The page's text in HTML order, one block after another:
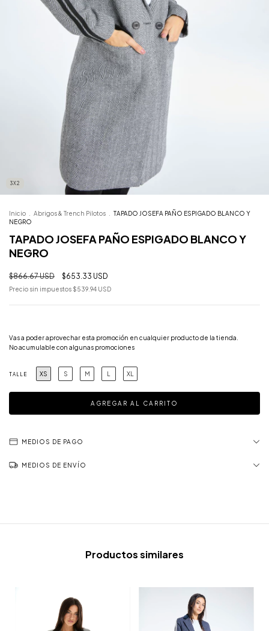
3X2
Inicio Abrigos & Trench Pilotos
TAPADO JOSEFA PAÑO ESPIGADO BLANCO Y
NEGRO
TAPADO JOSEFA PAÑO ESPIGADO BLANCO Y
NEGRO
$866.67 USD $653.33 USD
Precio sin impuestos $539.94 USD
Vas a poder aprovechar esta promoción en cualquier producto de la tienda.
No acumulable con algunas promociones
TALLE XS S M L XL
MEDIOS DE PAGO
MEDIOS DE ENVÍO
Productos similares